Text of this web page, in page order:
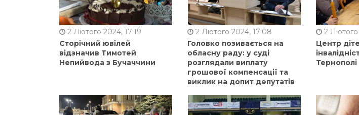
2 Лютого 2024, 17:19
Сторічний ювілей
відзначив Тимотей
Непийвода з Бучаччини
2 Лютого 2024, 17:08
Головко позивається на
обласну раду: у суді
розглядали виплату
грошової компенсації та
виклик на допит депутатів
2 Лютого
Центр
Тернополі